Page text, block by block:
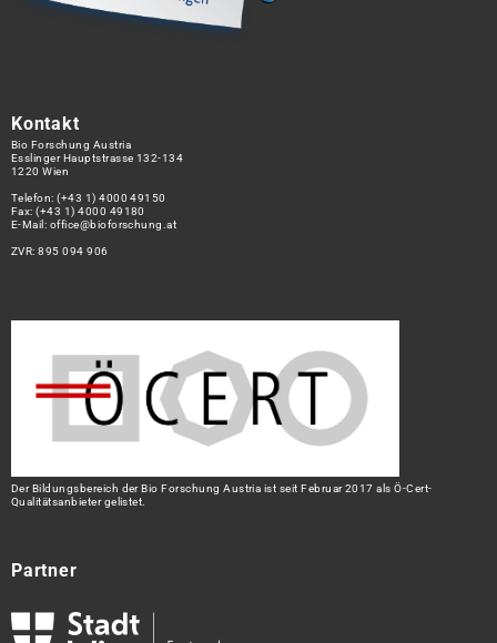
Kontakt
Bio Forschung Austria
Esslinger Hauptstrasse 132-134
1220 Wien
Telefon:(+43 1) 4000 49150
Fax: (+43 1) 4000 49180
E-Mail: office@bioforschung.at
ZVR: 895 094 906
Der Bildungsbereich der Bio Forschung Austria ist seit Februar 2017 als Ö-Cert-
Qualitätsanbieter gelistet.
Partner